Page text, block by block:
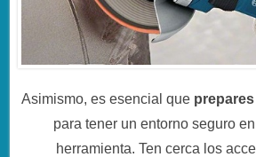
Asimismo, es esencial que
para tener un entorno seguro
herramienta. Ten cerca los